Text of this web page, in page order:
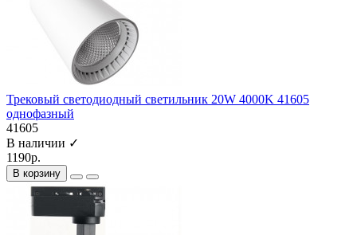
Трековый светодиодный светильник 20W 4000K 41605
однофазный
41605
В наличии ✓
1190р.
В корзину